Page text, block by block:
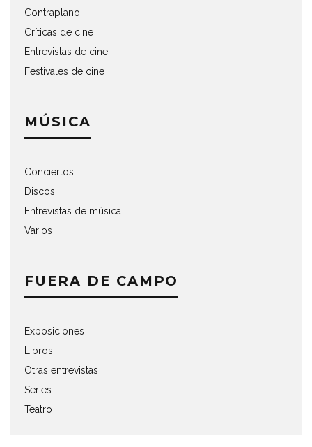
Contraplano
Críticas de cine
Entrevistas de cine
Festivales de cine
MÚSICA
Conciertos
Discos
Entrevistas de música
Varios
FUERA DE CAMPO
Exposiciones
Libros
Otras entrevistas
Series
Teatro